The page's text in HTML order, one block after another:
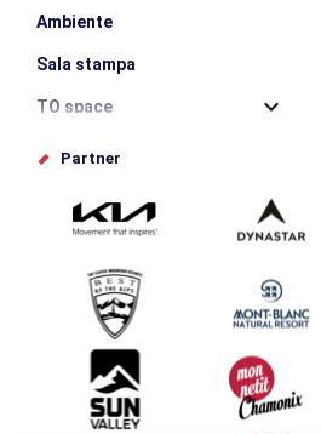
Ambiente
Sala stampa
TO space
Offices de tourisme
Inviate il vostro evento
Service groupes et séminaires
Scaricare
Turismo e disabilità
Partner